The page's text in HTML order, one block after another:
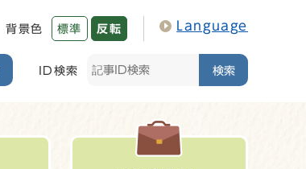
背景色 標準 反転 Language
ID検索 検索